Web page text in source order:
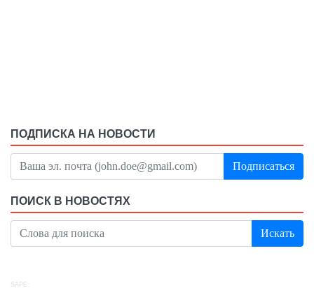
ПОДПИСКА НА НОВОСТИ
Подписаться
ПОИСК В НОВОСТЯХ
Искать
SAPE: